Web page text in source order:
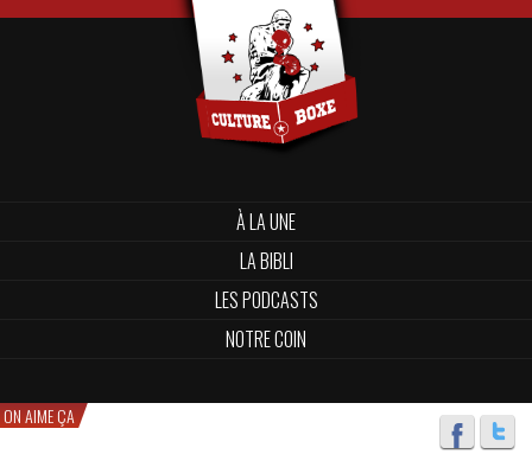
À LA UNE
LA BIBLI
LES PODCASTS
NOTRE COIN
ON AIME ÇA